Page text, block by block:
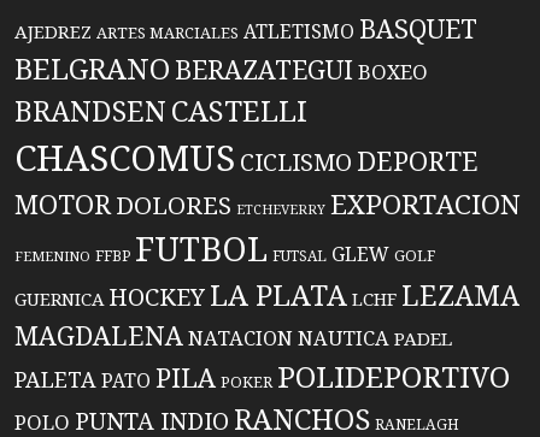
AJEDREZ ARTES MARCIALES ATLETISMO BASQUET
BELGRANO BERAZATEGUIBOXEO
BRANDSENCASTELLI
CHASCOMUS CICLISMO DEPORTE
MOTORDOLORES ETCHEVERRY EXPORTACION
FEMENINO FFBP FUTBOL FUTSAL GLEW GOLF
GUERNICA HOCKEYLA PLATA LCHF LEZAMA
MAGDALENANATACIONNAUTICA PADEL
PALETAPATO PILA POKER POLIDEPORTIVO
POLO PUNTA INDIO RANCHOS RANELAGH